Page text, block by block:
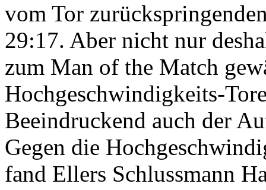
vom Tor
29:17. Aber nicht nur
zum Man of the Match
Hochgeschwindigkeits-
Beeindruckend auch der
Gegen die
fand Ellers Schlussmann